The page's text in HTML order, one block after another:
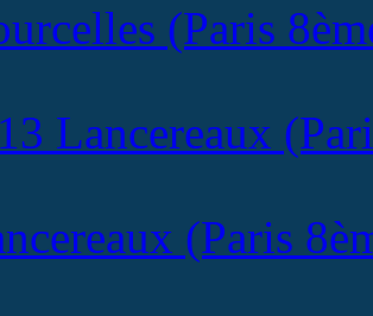
(Paris
Lancereaux
(Paris